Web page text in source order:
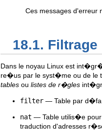
Ces messages d'erreur
18.1.
Dans le noyau Linux est
re�us par le syst�me ou de le
tables ou listes de r�gles
filter — Table par
nat — Table utilis�e pour
traduction d'adresses